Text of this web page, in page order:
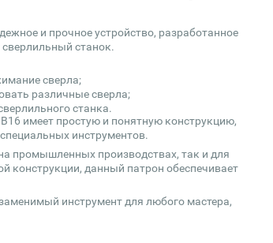
и прочное устройство, разработанное
станок.
сверла;
различные сверла;
станка.
имеет простую и понятную конструкцию,
инструментов.
промышленных производствах, так и для
конструкции, данный патрон обеспечивает
инструмент для любого мастера,